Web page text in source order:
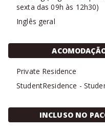
sexta das 09h às 12h30)
Inglês geral
Private Residence
StudentResidence -
INCLUSO NO